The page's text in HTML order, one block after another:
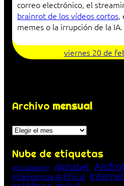
correo electrónico, el
brainrot de los vídeos cortos,
memes o la irrupción de la IA.
viernes 20 de
Archivo mensual
Archivos
Nube de etiquetas
actualización Alphabet
Inteligencia Artificial Internet